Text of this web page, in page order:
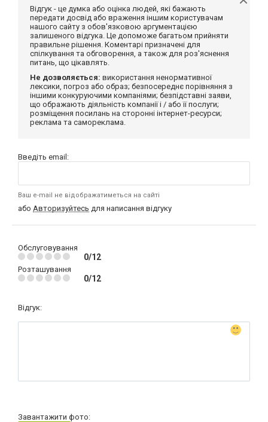
Відгук - це думка або оцінка людей, які бажають
передати досвід або враження іншим користувачам
нашого сайту з обов'язковою аргументацією
залишеного відгука. Це допоможе багатьом прийняти
правильне рішення. Коментарі призначені для
спілкування та обговорення, а також для роз'яснення
питань, що цікавлять.
Не дозволяється: використання ненормативної
лексики, погроз або образ; безпосереднє порівняння з
іншими конкуруючими компаніями; безпідставні заяви,
що ображають діяльність компанії і / або її послуги;
розміщення посилань на сторонні інтернет-ресурси;
реклама та самореклама.
Введіть email:
Ваш e-mail не відображатиметься на сайті
або Авторизуйтесь для написання відгуку
Обслуговування
0/12
Розташування
0/12
Відгук:
Завантажити фото: